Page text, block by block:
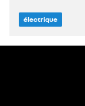
électrique